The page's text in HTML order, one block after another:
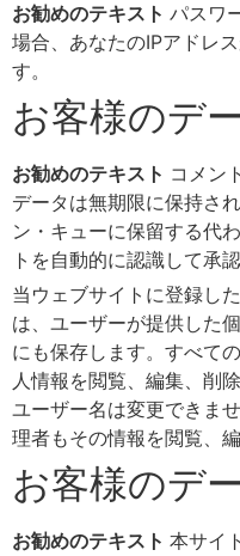
お勧めのテキスト パスワ
場合、あなたのIPアドレ
す。
お客様のデ
お勧めのテキスト コメン
データは無期限に保持さ
ン・キューに保留する代
トを自動的に認識して承
当ウェブサイトに登録し
は、ユーザーが提供した
にも保存します。すべて
人情報を閲覧、編集、削
ユーザー名は変更できま
理者もその情報を閲覧、
お客様のデ
お勧めのテキスト 本サイ